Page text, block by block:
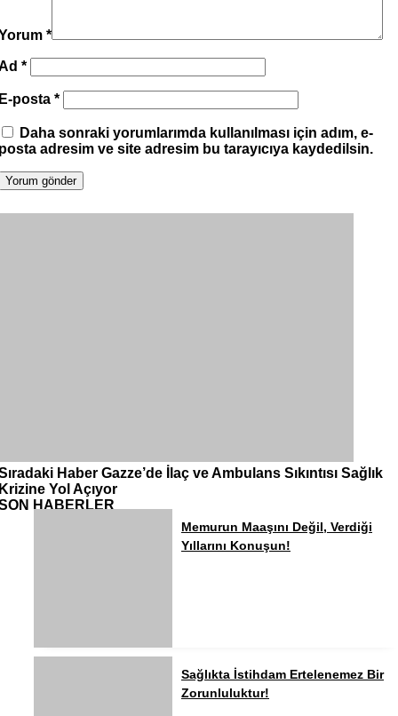
*
*
posta *
Daha sonraki yorumlarımda kullanılması için adım, e-
adresim ve site adresim bu tarayıcıya kaydedilsin.
Haber Gazze’de İlaç ve Ambulans Sıkıntısı Sağlık
Yol Açıyor
HABERLER
Memurun Maaşını Değil, Verdiği
Yıllarını Konuşun!
Sağlıkta İstihdam Ertelenemez Bir
Zorunluluktur!